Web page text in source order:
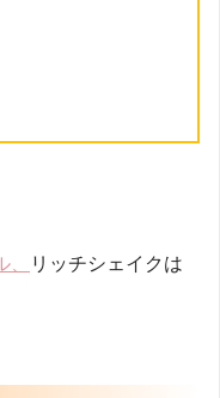
リッチシェイクは